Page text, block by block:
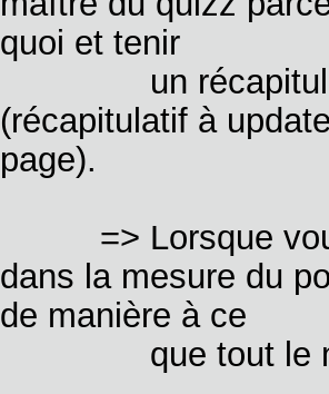
quoi et tenir
un récapitulatif
(récapitulatif à
page).
=> Lorsque vous
dans la mesure du
de manière à ce
que tout le